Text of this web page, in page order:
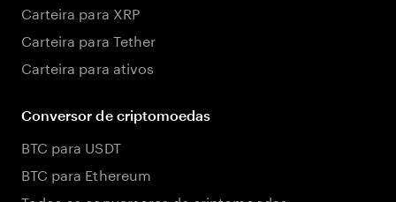
Carteira para XRP
Carteira para Tether
Carteira para ativos
Conversor de criptomoedas
BTC para USDT
BTC para Ethereum